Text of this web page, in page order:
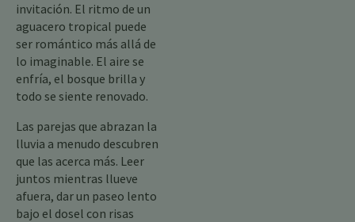
invitación. El ritmo de un
aguacero tropical puede
ser romántico más allá de
lo imaginable. El aire se
enfría, el bosque brilla y
todo se siente renovado.
Las parejas que abrazan la
lluvia a menudo descubren
que las acerca más. Leer
juntos mientras llueve
afuera, dar un paseo lento
bajo el dosel con risas